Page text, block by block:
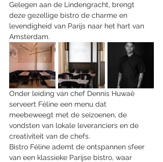
Gelegen aan de Lindengracht, brengt
deze gezellige bistro de charme en
levendigheid van Parijs naar het hart van
Amsterdam.
Onder leiding van chef Dennis Huwaë
serveert Féline een menu dat
meebeweegt met de seizoenen, de
vondsten van lokale leveranciers en de
creativiteit van de chefs.
Bistro Féline ademt de ontspannen sfeer
van een klassieke Parijse bistro, waar